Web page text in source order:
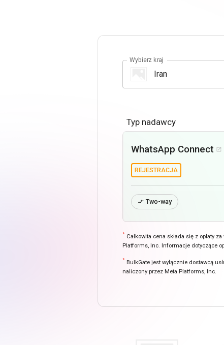
Wybierz kraj
Typ nadawcy
WhatsApp Connect 
REJESTRACJA
 Two-way
* Całkowita cena składa się z opłaty
Platforms, Inc. Informacje dotyczące
* BulkGate jest wyłącznie dostawcą
naliczony przez Meta Platforms, Inc.